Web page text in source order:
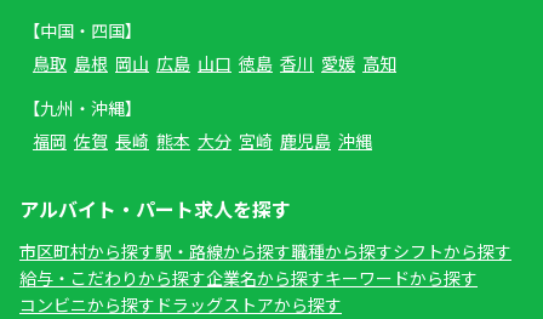
【中国・四国】
鳥取 島根 岡山 広島 山口 徳島 香川 愛媛 高知
【九州・沖縄】
福岡 佐賀 長崎 熊本 大分 宮崎 鹿児島 沖縄
アルバイト・パート求人を探す
市区町村から探す駅・路線から探す職種から探すシフトから探す
給与・こだわりから探す企業名から探すキーワードから探す
コンビニから探す ドラッグストアから探す